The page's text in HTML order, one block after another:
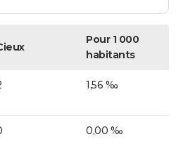
Pour 1 000
habitants
1,56 ‰
0,00 ‰